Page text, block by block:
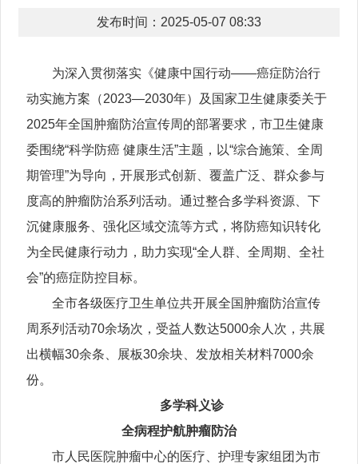
发布时间：2025-05-07 08:33
为深入贯彻落实《健康中国行动——癌症防治行
动实施方案（2023—2030年）及国家卫生健康委关于
2025年全国肿瘤防治宣传周的部署要求，市卫生健康
委围绕“科学防癌 健康生活”主题，以“综合施策、全周
期管理”为导向，开展形式创新、覆盖广泛、群众参与
度高的肿瘤防治系列活动。通过整合多学科资源、下
沉健康服务、强化区域交流等方式，将防癌知识转化
为全民健康行动力，助力实现“全人群、全周期、全社
会”的癌症防控目标。
全市各级医疗卫生单位共开展全国肿瘤防治宣传
周系列活动70余场次，受益人数达5000余人次，共展
出横幅30余条、展板30余块、发放相关材料7000余
份。
多学科义诊
全病程护航肿瘤防治
市人民医院肿瘤中心的医疗、护理专家组团为市